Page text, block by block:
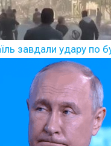
завдали удару по